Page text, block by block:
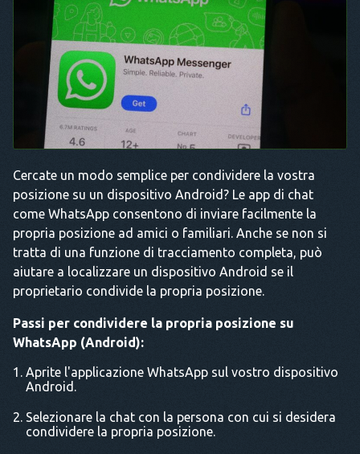
Cercate un modo semplice per condividere la vostra
posizione su un dispositivo Android? Le app di chat
come WhatsApp consentono di inviare facilmente la
propria posizione ad amici o familiari. Anche se non si
tratta di una funzione di tracciamento completa, può
aiutare a localizzare un dispositivo Android se il
proprietario condivide la propria posizione.
Passi per condividere la propria posizione su
WhatsApp (Android):
Aprite l'applicazione WhatsApp sul vostro dispositivo
Android.
Selezionare la chat con la persona con cui si desidera
condividere la propria posizione.